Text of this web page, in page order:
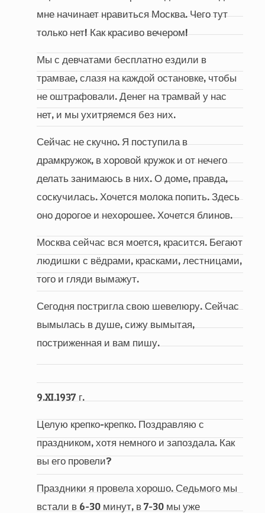
мне начинает нравиться Москва. Чего тут
только нет! Как красиво вечером!
Мы с девчатами бесплатно ездили в
трамвае, слазя на каждой остановке, чтобы
не оштрафовали. Денег на трамвай у нас
нет, и мы ухитряемся без них.
Сейчас не скучно. Я поступила в
драмкружок, в хоровой кружок и от нечего
делать занимаюсь в них. О доме, правда,
соскучилась. Хочется молока попить. Здесь
оно дорогое и нехорошее. Хочется блинов.
Москва сейчас вся моется, красится. Бегают
людишки с вёдрами, красками, лестницами,
того и гляди вымажут.
Сегодня постригла свою шевелюру. Сейчас
вымылась в душе, сижу вымытая,
постриженная и вам пишу.
9.XI.1937 г.
Целую крепко-крепко. Поздравляю с
праздником, хотя немного и запоздала. Как
вы его провели?
Праздники я провела хорошо. Седьмого мы
встали в 6-30 минут, в 7-30 мы уже